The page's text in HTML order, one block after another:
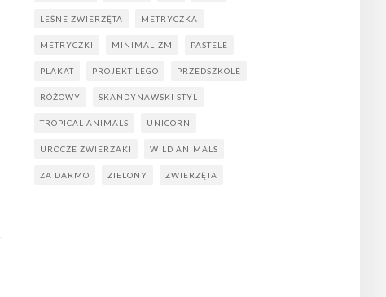
LEŚNE ZWIERZĘTA METRYCZKA
METRYCZKI MINIMALIZM PASTELE
PLAKAT PROJEKT LEGO PRZEDSZKOLE
RÓŻOWY SKANDYNAWSKI STYL
TROPICAL ANIMALS UNICORN
UROCZE ZWIERZAKI WILD ANIMALS
ZA DARMO ZIELONY ZWIERZĘTA